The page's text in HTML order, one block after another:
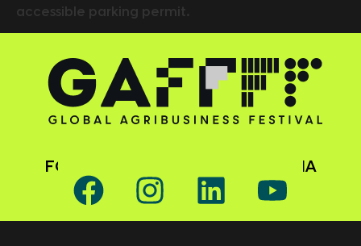
accessible parking permit.
FOLLOW GAFFFF ON SOCIAL MEDIA